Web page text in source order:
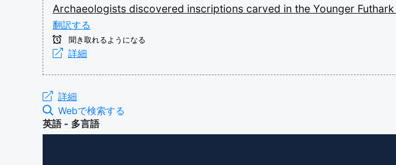
Archaeologists discovered inscriptions carved in the Younger Futhark
翻訳する
聞き取れるようになる
詳細
詳細
Webで検索する
英語 - 多言語